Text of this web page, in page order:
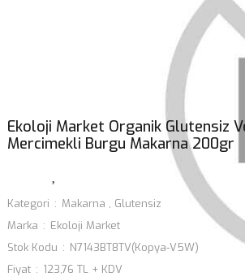
Ekoloji Market Organik Glutensiz
Mercimekli Burgu Makarna 200gr
Kategori Makarna , Glutensiz
Marka
Ekoloji Market
Stok Kodu
N7143BT8TV(Kopya-V5W)
Fiyat
123,76 TL + KDV